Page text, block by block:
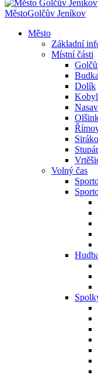
MěstoGolčův Jeníkov
Město
Základní
Místní části
Budka
Dolík
Volný čas